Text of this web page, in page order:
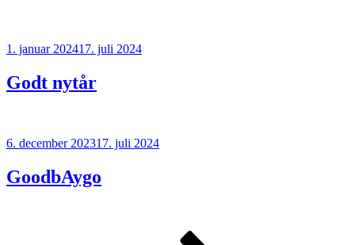
Udgivet
1. januar 202417. juli 2024
Godt nytår
Udgivet
6. december 202317. juli 2024
GoodbAygo